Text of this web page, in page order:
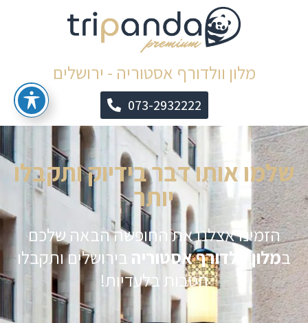
מלון וולדורף אסטוריה - ירושלים
073-2932222
שלמו אותו דבר בידיוק ותקבלו
יותר
הזמינו אצלנו את החופשה הבאה שלכם
במלון וולדורף אסטוריה בירושלים ותקבלו
הטבות בלעדיות!